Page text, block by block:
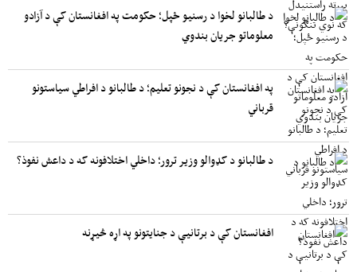
د طالبانو لخوا د رسنیو ځپل؛ حکومت په افغانستان کې د آزادو
معلوماتو جریان بندوي
په افغانستان کې د نجونو تعلیم؛ د طالبانو د افراطي سیاستونو
قرباني
د طالبانو د کډوالو وزیر ترور؛ داخلي اختلافونه که د داعش نفوذ؟
افغانستان کې د برتانیې د جنایتونو په اړه څیړنه